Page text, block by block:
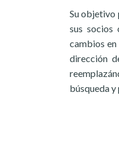
Su objetivo
sus socios
cambios
dirección
búsqueda y